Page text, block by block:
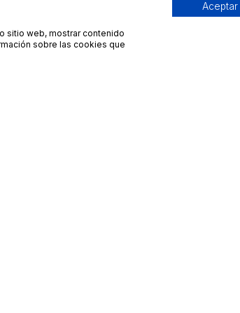
sitio web, mostrar contenido
sobre las cookies que